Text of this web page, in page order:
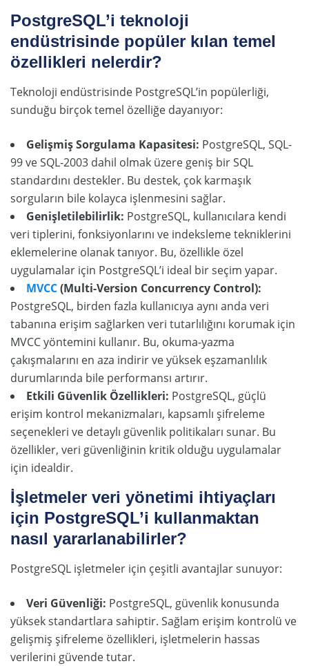
PostgreSQL’i teknoloji
endüstrisinde popüler kılan temel
özellikleri nelerdir?
Teknoloji endüstrisinde PostgreSQL’in popülerliği,
sunduğu birçok temel özelliğe dayanıyor:
Gelişmiş Sorgulama Kapasitesi: PostgreSQL, SQL-
99 ve SQL-2003 dahil olmak üzere geniş bir SQL
standardını destekler. Bu destek, çok karmaşık
sorguların bile kolayca işlenmesini sağlar.
Genişletilebilirlik: PostgreSQL, kullanıcılara kendi
veri tiplerini, fonksiyonlarını ve indeksleme tekniklerini
eklemelerine olanak tanıyor. Bu, özellikle özel
uygulamalar için PostgreSQL’i ideal bir seçim yapar.
MVCC(Multi-Version Concurrency Control):
PostgreSQL, birden fazla kullanıcıya aynı anda veri
tabanına erişim sağlarken veri tutarlılığını korumak için
MVCC yöntemini kullanır. Bu, okuma-yazma
çakışmalarını en aza indirir ve yüksek eşzamanlılık
durumlarında bile performansı artırır.
Etkili Güvenlik Özellikleri: PostgreSQL, güçlü
erişim kontrol mekanizmaları, kapsamlı şifreleme
seçenekleri ve detaylı güvenlik politikaları sunar. Bu
özellikler, veri güvenliğinin kritik olduğu uygulamalar
için idealdir.
İşletmeler veri yönetimi ihtiyaçları
için PostgreSQL’i kullanmaktan
nasıl yararlanabilirler?
PostgreSQL işletmeler için çeşitli avantajlar sunuyor:
Veri Güvenliği: PostgreSQL, güvenlik konusunda
yüksek standartlara sahiptir. Sağlam erişim kontrolü ve
gelişmiş şifreleme özellikleri, işletmelerin hassas
verilerini güvende tutar.